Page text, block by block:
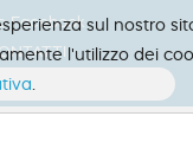
Facebooksul nostro
l'utilizzo dei
.